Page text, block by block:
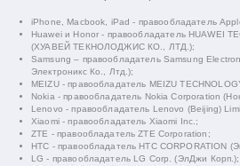
iPhone, Macbook, iPad - правообладатель
Huawei и Honor - правообладатель HUAWEI
(ХУАВЕЙ ТЕКНОЛОДЖИС КО., ЛТД.);
Samsung – правообладатель Samsung
Электроникс Ко., Лтд.);
MEIZU - правообладатель MEIZU
Nokia - правообладатель Nokia Corporation
Lenovo - правообладатель Lenovo (Beijing)
Xiaomi - правообладатель Xiaomi Inc.;
ZTE - правообладатель ZTE Corporation;
HTC - правообладатель HTC
LG - правообладатель LG Corp. (ЭлДжи Корп.);